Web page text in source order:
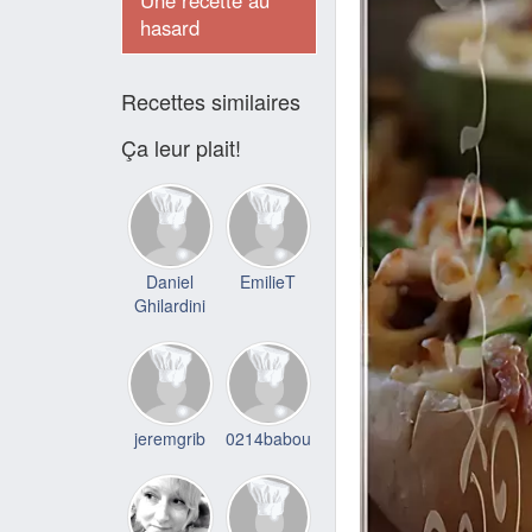
hasard
Recettes similaires
Ça leur plait!
Daniel
Ghilardini
EmilieT
jeremgrib 0214babou